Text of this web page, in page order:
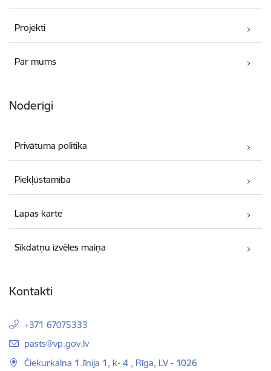
Projekti
Par mums
Noderīgi
Privātuma politika
Piekļūstamība
Lapas karte
Sīkdatņu izvēles maiņa
Kontakti
+371 67075333
E-pasts:
pasts@vp.gov.lv
Čiekurkalna 1.līnija 1, k- 4 , Rīga, LV - 1026